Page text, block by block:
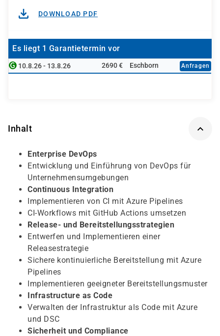
DOWNLOAD PDF
Es liegt 1 Garantietermin vor
10.8.26 - 13.8.26 2690 € Eschborn Anfragen
Inhalt
Enterprise DevOps
Entwicklung und Einführung von DevOps für
Unternehmensumgebungen
Continuous Integration
Implementieren von CI mit Azure Pipelines
CI-Workflows mit GitHub Actions umsetzen
Release- und Bereitstellungsstrategien
Entwerfen und Implementieren einer
Releasestrategie
Sichere kontinuierliche Bereitstellung mit Azure
Pipelines
Implementieren geeigneter Bereitstellungsmuster
Infrastructure as Code
Verwalten der Infrastruktur als Code mit Azure
und DSC
Sicherheit und Compliance